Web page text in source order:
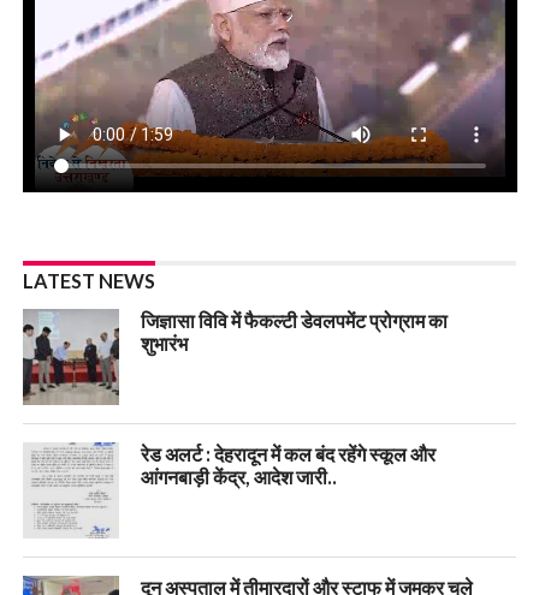
LATEST NEWS
जिज्ञासा विवि में फैकल्टी डेवलपमेंट प्रोग्राम का
शुभारंभ
रेड अलर्ट : देहरादून में कल बंद रहेंगे स्कूल और
आंगनबाड़ी केंद्र, आदेश जारी..
दून अस्पताल में तीमारदारों और स्टाफ में जमकर चले